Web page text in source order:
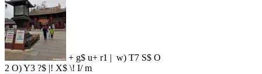
+ g$ u+ r1 | w) T7 S$ O
2 O) Y3 ?$ |! X$ \! I/ m